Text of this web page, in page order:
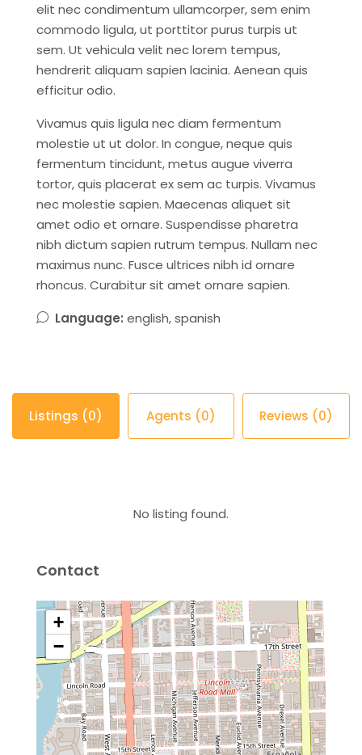
elit nec condimentum ullamcorper, sem enim
commodo ligula, ut porttitor purus turpis ut
sem. Ut vehicula velit nec lorem tempus,
hendrerit aliquam sapien lacinia. Aenean quis
efficitur odio.
Vivamus quis ligula nec diam fermentum
molestie ut ut dolor. In congue, neque quis
fermentum tincidunt, metus augue viverra
tortor, quis placerat ex sem ac turpis. Vivamus
nec molestie sapien. Maecenas aliquet sit
amet odio et ornare. Suspendisse pharetra
nibh dictum sapien rutrum tempus. Nullam nec
maximus nunc. Fusce ultrices nibh id ornare
rhoncus. Curabitur sit amet ornare sapien.
Language: english, spanish
Listings (0) Agents (0) Reviews (0)
No listing found.
Contact
+
−